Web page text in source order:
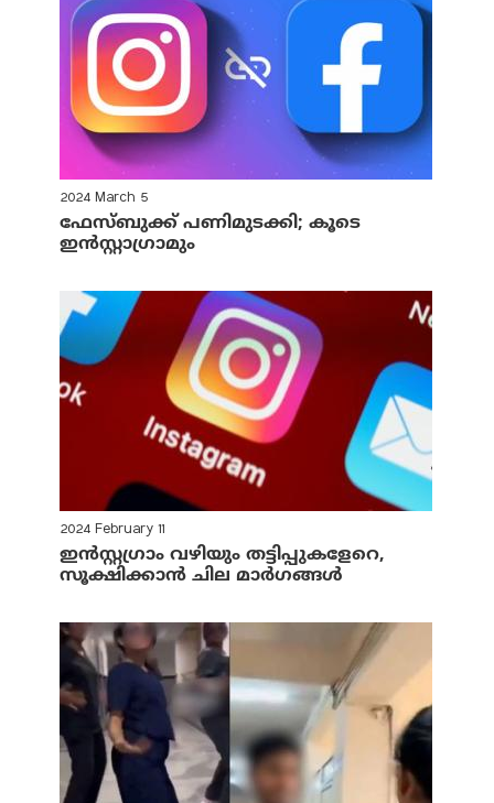
2024 March 5
ഫേസ്ബുക്ക് പണിമുടക്കി; കൂടെ
ഇന്‍സ്റ്റാഗ്രാമും
2024 February 11
ഇന്‍സ്റ്റഗ്രാം വഴിയും തട്ടിപ്പുകളേറെ,
സൂക്ഷിക്കാന്‍ ചില മാര്‍ഗങ്ങള്‍